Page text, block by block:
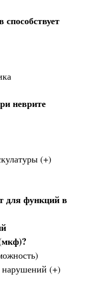
неврите
(+)
для функций в
нарушений (+)